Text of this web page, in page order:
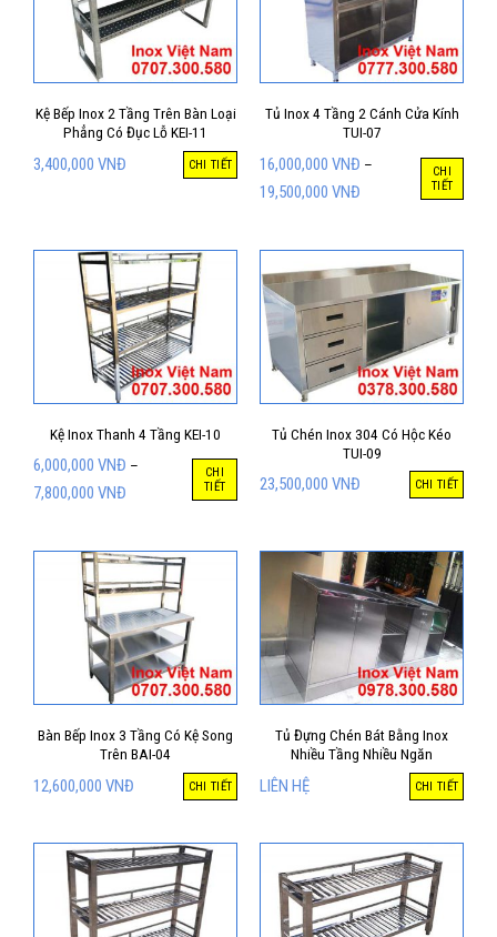
Kệ Bếp Inox 2 Tầng Trên Bàn Loại
Phẳng Có Đục Lỗ KEI-11
3,400,000 VNĐ CHI TIẾT
Tủ Inox 4 Tầng 2 Cánh Cửa Kính
TUI-07
16,000,000 VNĐ –
19,500,000 VNĐ
CHI
TIẾT
Kệ Inox Thanh 4 Tầng KEI-10
6,000,000 VNĐ –
7,800,000 VNĐ
CHI
TIẾT
Tủ Chén Inox 304 Có Hộc Kéo
TUI-09
23,500,000 VNĐ CHI TIẾT
Bàn Bếp Inox 3 Tầng Có Kệ Song
Trên BAI-04
12,600,000 VNĐ CHI TIẾT
Tủ Đựng Chén Bát Bằng Inox
Nhiều Tầng Nhiều Ngăn
LIÊN HỆ CHI TIẾT